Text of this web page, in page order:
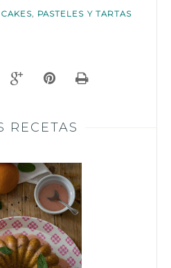
, PASTELES Y TARTAS
RECETAS